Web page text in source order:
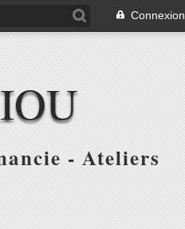
Connexion
- Ateliers